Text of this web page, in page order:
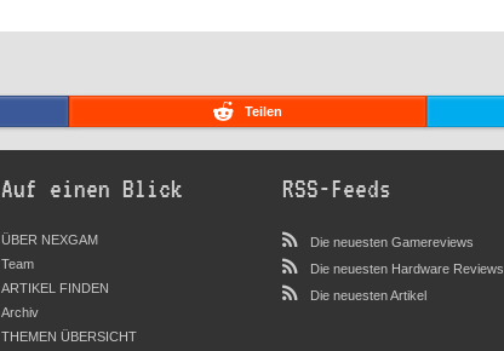
Teilen
Auf einen Blick
ÜBER NEXGAM
Team
ARTIKEL FINDEN
Archiv
THEMEN ÜBERSICHT
RSS-Feeds
Die neuesten Gamereviews
Die neuesten Hardware Reviews
Die neuesten Artikel